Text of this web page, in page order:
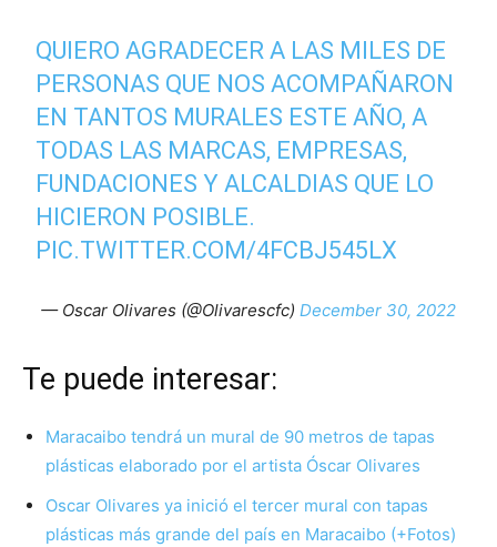
QUIERO AGRADECER A LAS MILES DE
PERSONAS QUE NOS ACOMPAÑARON
EN TANTOS MURALES ESTE AÑO, A
TODAS LAS MARCAS, EMPRESAS,
FUNDACIONES Y ALCALDIAS QUE LO
HICIERON POSIBLE.
PIC.TWITTER.COM/4FCBJ545LX
— Oscar Olivares (@Olivarescfc) December 30, 2022
Te puede interesar:
Maracaibo tendrá un mural de 90 metros de tapas
plásticas elaborado por el artista Óscar Olivares
Oscar Olivares ya inició el tercer mural con tapas
plásticas más grande del país en Maracaibo (+Fotos)